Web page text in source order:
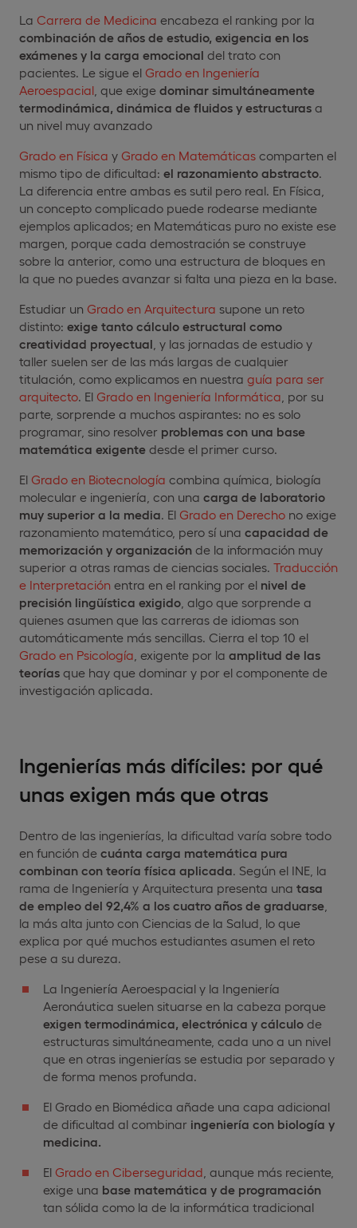
La Carrera de Medicina encabeza el ranking por la
combinación de años de estudio, exigencia en los
exámenes y la carga emocional del trato con
pacientes. Le sigue el Grado en Ingeniería
Aeroespacial , que exige dominar simultáneamente
termodinámica, dinámica de fluidos y estructuras a
un nivel muy avanzado
Grado en Física y Grado en Matemáticas comparten el
mismo tipo de dificultad: el razonamiento abstracto
La diferencia entre ambas es sutil pero real. En Física,
un concepto complicado puede rodearse mediante
ejemplos aplicados; en Matemáticas puro no existe ese
margen, porque cada demostración se construye
sobre la anterior, como una estructura de bloques en
la que no puedes avanzar si falta una pieza en la base.
Estudiar un Grado en Arquitectura supone un reto
distinto: exige tanto cálculo estructural como
creatividad proyectual , y las jornadas de estudio y
taller suelen ser de las más largas de cualquier
titulación, como explicamos en nuestra guía para ser
arquitecto . El Grado en Ingeniería Informática , por su
parte, sorprende a muchos aspirantes: no es solo
programar, sino resolver problemas con una base
matemática exigente desde el primer curso.
El Grado en Biotecnología combina química, biología
molecular e ingeniería, con una carga de laboratorio
muy superior a la media . El Grado en Derecho no exige
razonamiento matemático, pero sí una capacidad de
memorización y organización de la información muy
superior a otras ramas de ciencias sociales. Traducción
e Interpretación entra en el ranking por el nivel de
precisión lingüística exigido , algo que sorprende a
quienes asumen que las carreras de idiomas son
automáticamente más sencillas. Cierra el top 10 el
Grado en Psicología , exigente por la amplitud de las
teorías que hay que dominar y por el componente de
investigación aplicada.
Ingenierías más difíciles: por qué
unas exigen más que otras
Dentro de las ingenierías, la dificultad varía sobre todo
en función de cuánta carga matemática pura
combinan con teoría física aplicada . Según el INE, la
rama de Ingeniería y Arquitectura presenta una tasa
de empleo del 92,4% a los cuatro años de graduarse
la más alta junto con Ciencias de la Salud, lo que
explica por qué muchos estudiantes asumen el reto
pese a su dureza.
La Ingeniería Aeroespacial y la Ingeniería
Aeronáutica suelen situarse en la cabeza porque
exigen termodinámica, electrónica y cálculo de
estructuras simultáneamente, cada uno a un nivel
que en otras ingenierías se estudia por separado y
de forma menos profunda.
El Grado en Biomédica añade una capa adicional
de dificultad al combinar ingeniería con biología y
medicina.
El Grado en Ciberseguridad , aunque más reciente,
exige una base matemática y de programación
tan sólida como la de la informática tradicional